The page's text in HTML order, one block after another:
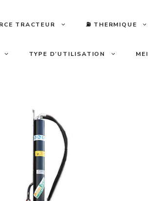
TRACTEUR ⛽️ THERMIQUE
TYPE D’UTILISATION